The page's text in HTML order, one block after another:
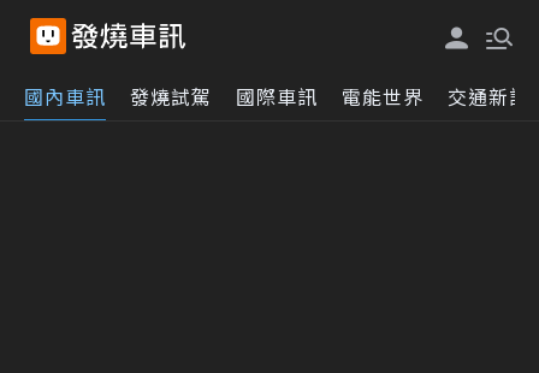
國內車訊 發燒試駕 國際車訊 電能世界 交通新訊